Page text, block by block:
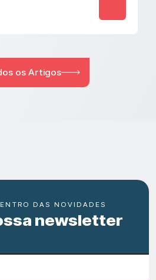
os Artigos
DAS NOVIDADES
newsletter